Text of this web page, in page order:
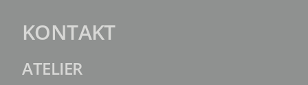
KONTAKT
ATELIER